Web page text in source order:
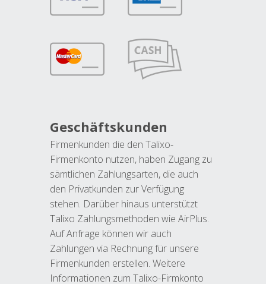
Geschäftskunden
Firmenkunden die den Talixo-
Firmenkonto nutzen, haben Zugang zu
sämtlichen Zahlungsarten, die auch
den Privatkunden zur Verfügung
stehen. Darüber hinaus unterstützt
Talixo Zahlungsmethoden wie AirPlus.
Auf Anfrage können wir auch
Zahlungen via Rechnung für unsere
Firmenkunden erstellen. Weitere
Informationen zum Talixo-Firmkonto